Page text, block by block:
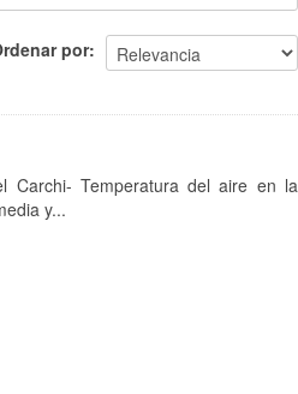
por
Carchi- Temperatura del aire en la
y...